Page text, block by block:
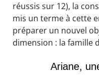
réussis sur 12), la
mis un terme à cette
préparer un nouvel
dimension : la famille
Ariane,